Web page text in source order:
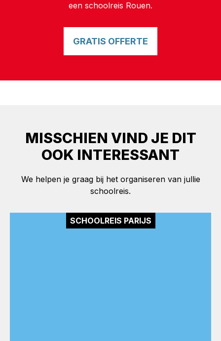
een schoolreis Rouen.
GRATIS OFFERTE
MISSCHIEN VIND JE DIT
OOK INTERESSANT
We helpen je graag bij het organiseren van jullie
schoolreis.
SCHOOLREIS PARIJS